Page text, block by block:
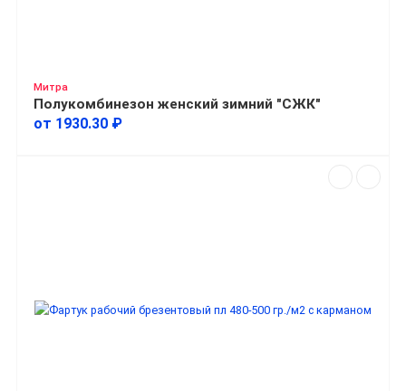
Митра
Полукомбинезон женский зимний "СЖК"
от 1930.30 ₽